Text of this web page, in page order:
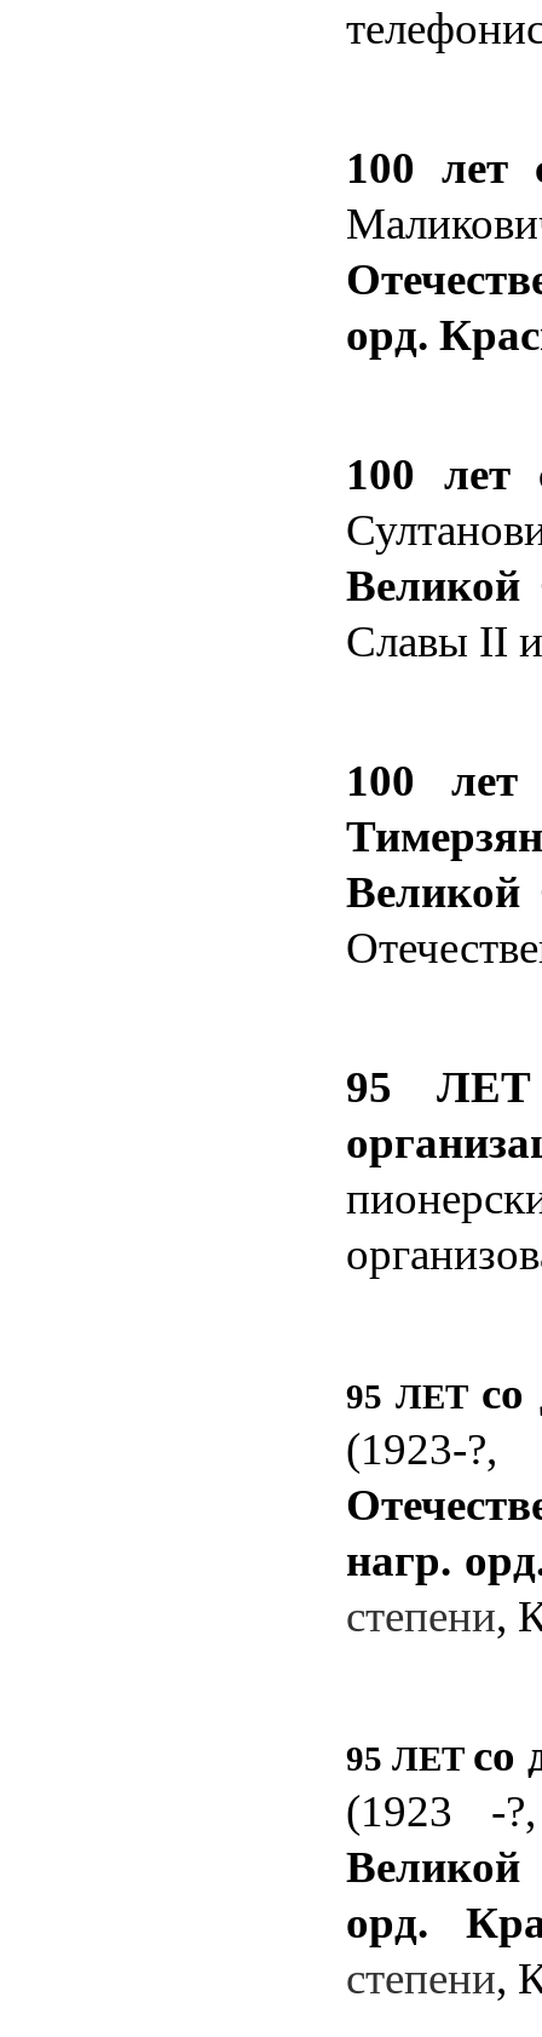
100 лет
орд.
100 лет
Великой
Славы II
100
Великой
95 ЛЕТ
95 ЛЕТ со
(1923-
нагр.
степени,
95 ЛЕТ со
(1923 -
орд.
степени,